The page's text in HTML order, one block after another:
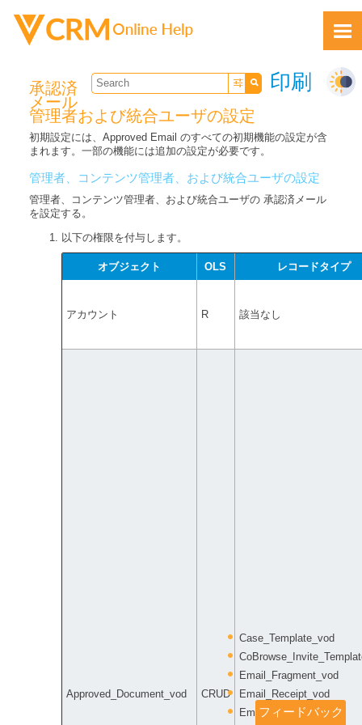
印刷
承認済
メール
管理者および統合ユーザの設定
初期設定には、Approved Email のすべての初期機能の設定が含
まれます。一部の機能には追加の設定が必要です。
管理者、コンテンツ管理者、および統合ユーザの設定
管理者、コンテンツ管理者、および統合ユーザの 承認済メール
を設定する。
以下の権限を付与します。
オブジェクト OLS レコードタイプ
アカウント R 該当なし
Approved_Document_vod CRUD
Case_Template_vod
Email_Fragment_vod
Email_Receipt_vod
Email_Template_vod
フィードバック
フィードバック